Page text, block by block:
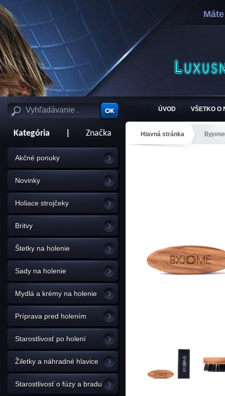
ÚVOD VŠETKO O
Kategória Značka
Akčné ponuky
Novinky
Holiace strojčeky
Britvy
Štetky na holenie
Sady na holenie
Mydlá a krémy na holenie
Príprava pred holením
Starostlivosť po holení
Žiletky a náhradné hlavice
Starostlivosť o fúzy a bradu
Hlavná stránka Byjome